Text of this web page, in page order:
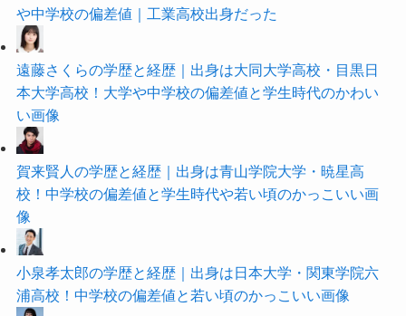
や中学校の偏差値｜工業高校出身だった
遠藤さくらの学歴と経歴｜出身は大同大学高校・目黒日
本大学高校！大学や中学校の偏差値と学生時代のかわい
い画像
賀来賢人の学歴と経歴｜出身は青山学院大学・暁星高
校！中学校の偏差値と学生時代や若い頃のかっこいい画
像
小泉孝太郎の学歴と経歴｜出身は日本大学・関東学院六
浦高校！中学校の偏差値と若い頃のかっこいい画像